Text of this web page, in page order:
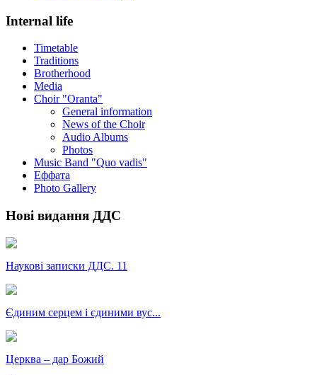
Internal life
Timetable
Traditions
Brotherhood
Media
Choir "Oranta"
General information
News of the Choir
Audio Albums
Photos
Music Band "Quo vadis"
Еффата
Photo Gallery
Нові видання ДДС
Наукові записки ДДС. 11
Єдиним серцем і єдиними вус...
Церква – дар Божий